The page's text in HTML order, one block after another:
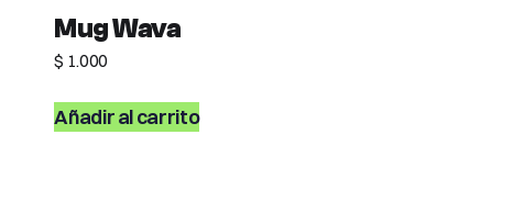
Mug Wava
$ 1.000
Añadir al carrito